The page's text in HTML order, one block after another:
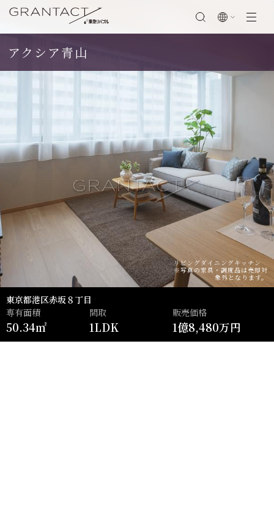
アクシア青山
リビングダイニングキッチン
※写真の家具・調度品は売却対
象外となります。
SCROLL
東京都港区赤坂８丁目
専有面積
50.34㎡
間取
1LDK
販売価格
1億8,480万円